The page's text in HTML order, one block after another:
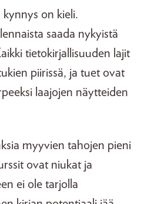
on kieli.
saada nykyistä
tietokirjallisuuden lajit
piirissä, ja tuet ovat
laajojen näytteiden
myyvien tahojen pieni
ovat niukat ja
ei ole tarjolla